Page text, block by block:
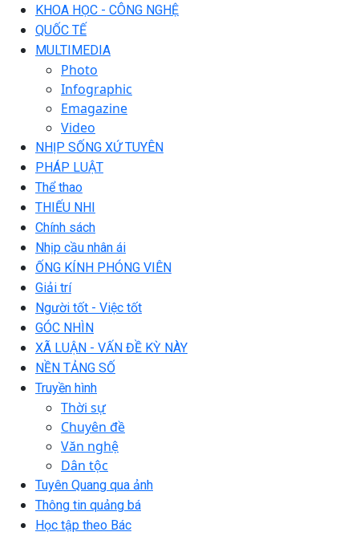
KHOA HỌC - CÔNG NGHỆ
QUỐC TẾ
MULTIMEDIA
Photo
Infographic
Emagazine
Video
NHỊP SỐNG XỨ TUYÊN
PHÁP LUẬT
Thể thao
THIẾU NHI
Chính sách
Nhịp cầu nhân ái
ỐNG KÍNH PHÓNG VIÊN
Giải trí
Người tốt - Việc tốt
GÓC NHÌN
XÃ LUẬN - VẤN ĐỀ KỲ NÀY
NỀN TẢNG SỐ
Truyền hình
Thời sự
Chuyên đề
Văn nghệ
Dân tộc
Tuyên Quang qua ảnh
Thông tin quảng bá
Học tập theo Bác